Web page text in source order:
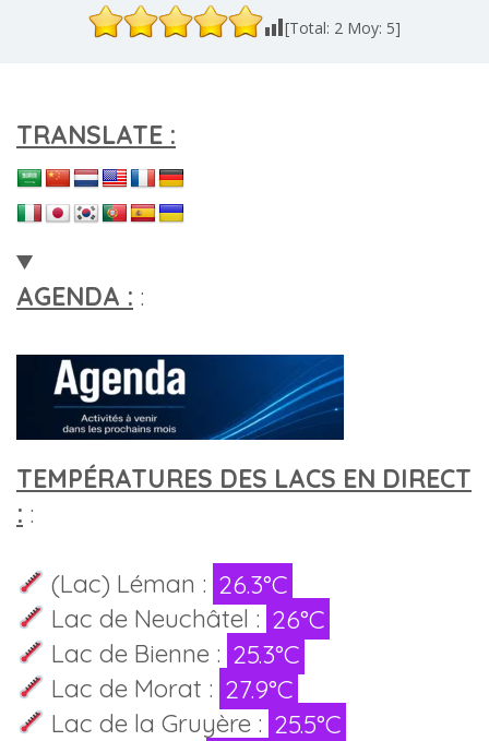
[Total: 2 Moy: 5]
TRANSLATE :
AGENDA : :
TEMPÉRATURES DES LACS EN DIRECT
: :
(Lac) Léman : 26.3°C
Lac de Neuchâtel : 26°C
Lac de Bienne : 25.3°C
Lac de Morat : 27.9°C
Lac de la Gruyère : 25.5°C